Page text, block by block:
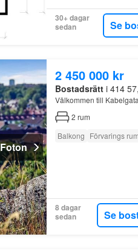
30+ dagar
sedan
Se
2 450 000 kr
Bostadsrätti 414
Välkommen till
2 rum
Balkong Förvarings rum
8 dagar
sedan
Se